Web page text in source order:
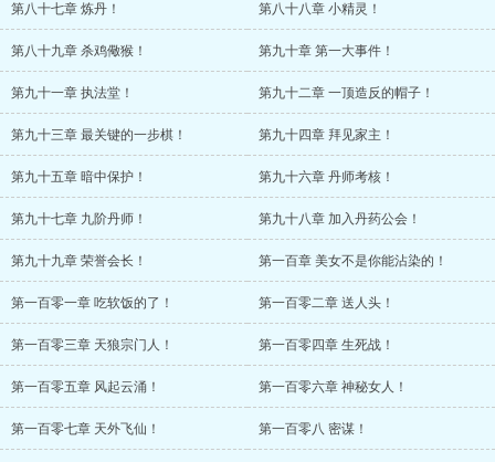
第八十七章 炼丹！ 第八十八章 小精灵！
第八十九章 杀鸡儆猴！ 第九十章 第一大事件！
第九十一章 执法堂！ 第九十二章 一顶造反的帽子！
第九十三章 最关键的一步棋！ 第九十四章 拜见家主！
第九十五章 暗中保护！ 第九十六章 丹师考核！
第九十七章 九阶丹师！ 第九十八章 加入丹药公会！
第九十九章 荣誉会长！ 第一百章 美女不是你能沾染的！
第一百零一章 吃软饭的了！ 第一百零二章 送人头！
第一百零三章 天狼宗门人！ 第一百零四章 生死战！
第一百零五章 风起云涌！ 第一百零六章 神秘女人！
第一百零七章 天外飞仙！ 第一百零八 密谋！